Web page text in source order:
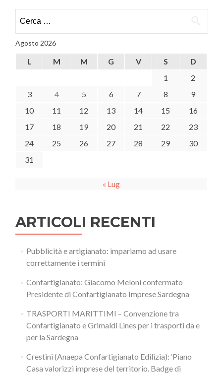
il
dà
il
incentivi.
per:
Agosto 2026
L M M G V S
D
1
2
3
4 5 6 7 8
9
10
11 12 13 14 15
16
17
18 19 20 21 22
23
24
25 26 27 28 29
30
31
« Lug
ARTICOLI RECENTI
Pubblicità e artigianato: impariamo ad usare
correttamente i termini
Confartigianato: Giacomo Meloni confermato
Presidente di Confartigianato Imprese Sardegna
TRASPORTI MARITTIMI – Convenzione tra
Confartigianato e Grimaldi Lines per i trasporti da e
per la Sardegna
Crestini (Anaepa Confartigianato Edilizia): ‘Piano
Casa valorizzi imprese del territorio. Badge di